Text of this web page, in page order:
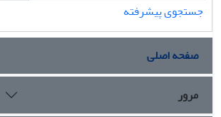
جستجوی پیشرفته
صفحه اصلی
مرور